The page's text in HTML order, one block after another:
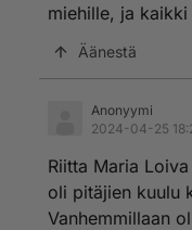
miehille, ja kaikki
Äänestä
Anonyymi
2024-04-25
Riitta Maria
oli pitäjien kuulu
Vanhemmillaan